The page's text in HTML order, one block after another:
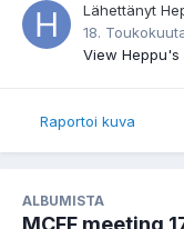
Lähettänyt
18.
View Heppu's
Raportoi kuva
ALBUMISTA
MCFF meeting